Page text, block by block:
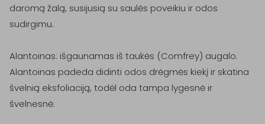
daromą žalą, susijusią su saulės poveikiu ir odos
sudirgimu.
Alantoinas: išgaunamas iš taukės (Comfrey) augalo.
Alantoinas padeda didinti odos drėgmės kiekį ir skatina
švelnią eksfoliaciją, todėl oda tampa lygesnė ir